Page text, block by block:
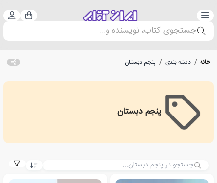
دسته‌بندی سبد
جستجوی کتاب، نویسنده و...
خانه / دسته بندی / پنجم دبستان
پنجم دبستان
پنجم دبستان